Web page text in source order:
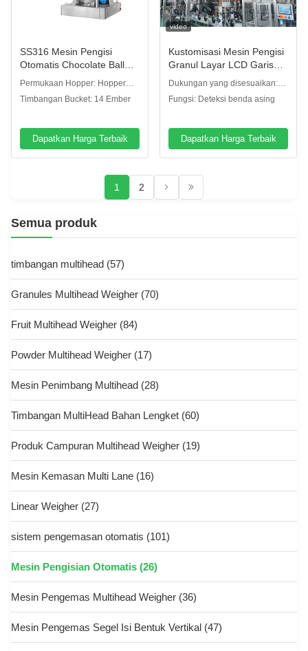
SS316 Mesin Pengisi
Otomatis Chocolate Ball
Sistem Penimbangan Dan
Reload Cup Code
Permukaan Hopper: Hopper
piring polos
Timbangan Bucket: 14 Ember
Dapatkan Harga Terbaik
video
Kustomisasi Mesin Pengisi
Granul Layar LCD Garis
Pengepakan Kotak Palem
Kurma
Dukungan yang disesuaikan:
OEM, ODM
Fungsi: Deteksi benda asing
Dapatkan Harga Terbaik
1 2
Semua produk
timbangan multihead (57)
Granules Multihead Weigher (70)
Fruit Multihead Weigher (84)
Powder Multihead Weigher (17)
Mesin Penimbang Multihead (28)
Timbangan MultiHead Bahan Lengket (60)
Produk Campuran Multihead Weigher (19)
Mesin Kemasan Multi Lane (16)
Linear Weigher (27)
sistem pengemasan otomatis (101)
Mesin Pengisian Otomatis (26)
Mesin Pengemas Multihead Weigher (36)
Mesin Pengemas Segel Isi Bentuk Vertikal (47)